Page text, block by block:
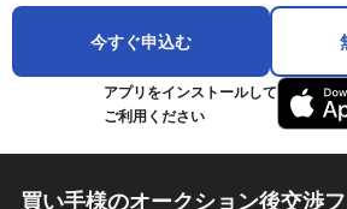
今すぐ申込む
アプリをインストールして
ご利用ください
買い手様のオークション後交渉